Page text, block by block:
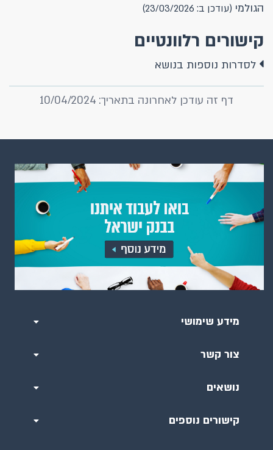
הגולמי (עודכן ב: 23/03/2026)
קישורים רלוונטיים
לסדרות נוספות בנושא
דף זה עודכן לאחרונה בתאריך: 10/04/2024
מידע שימושי
צור קשר
נושאים
קישורים נוספים